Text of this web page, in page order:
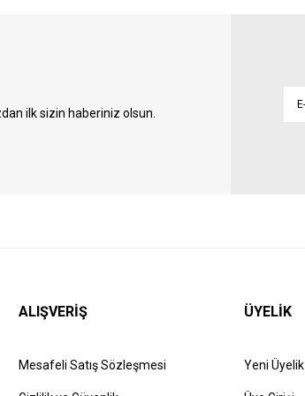
ilk sizin haberiniz olsun.
ALIŞVERİŞ
Mesafeli Satış Sözleşmesi
ÜYELİK
Yeni Üyelik